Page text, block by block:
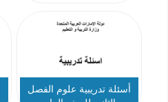
أسئلة تدريبية علوم الفصل